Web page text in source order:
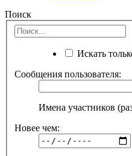
Поиск
Искать
Сообщения пользователя:
Имена участников
Новее чем: